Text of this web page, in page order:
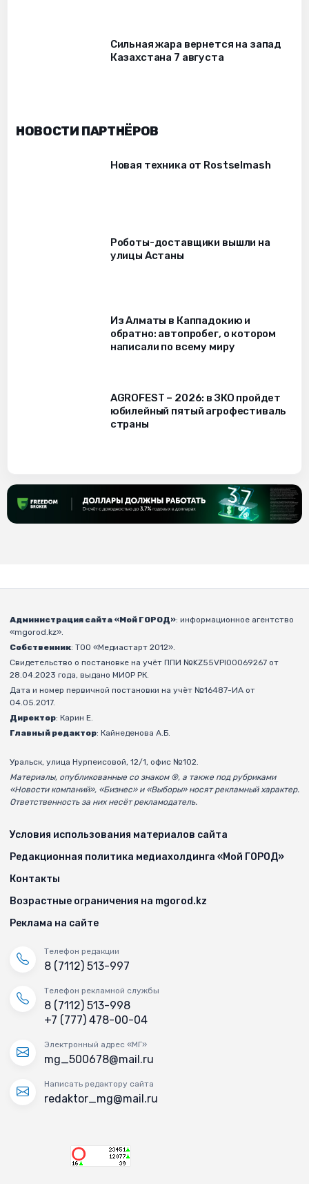
Сильная жара вернется на запад
Казахстана 7 августа
НОВОСТИ ПАРТНЁРОВ
Новая техника от Rostselmash
Роботы-доставщики вышли на
улицы Астаны
Из Алматы в Каппадокию и
обратно: автопробег, о котором
написали по всему миру
AGROFEST – 2026: в ЗКО пройдет
юбилейный пятый агрофестиваль
страны
Администрация сайта «Мой ГОРОД»: информационное агентство
«mgorod.kz».
Собственник: ТОО «Медиастарт 2012».
Свидетельство о постановке на учёт ППИ №KZ55VPI00069267 от
28.04.2023 года, выдано МИОР РК.
Дата и номер первичной постановки на учёт №16487-ИА от
04.05.2017.
Директор: Карин Е.
Главный редактор: Кайнеденова А.Б.
Уральск, улица Нурпеисовой, 12/1, офис №102.
Материалы, опубликованные со знаком ®, а также под рубриками
«Новости компаний», «Бизнес» и «Выборы» носят рекламный характер.
Ответственность за них несёт рекламодатель.
Условия использования материалов сайта
Редакционная политика медиахолдинга «Мой ГОРОД»
Контакты
Возрастные ограничения на mgorod.kz
Реклама на сайте
Телефон редакции
8 (7112) 513-997
Телефон рекламной службы
8 (7112) 513-998
+7 (777) 478-00-04
Электронный адрес «МГ»
mg_500678@mail.ru
Написать редактору сайта
redaktor_mg@mail.ru